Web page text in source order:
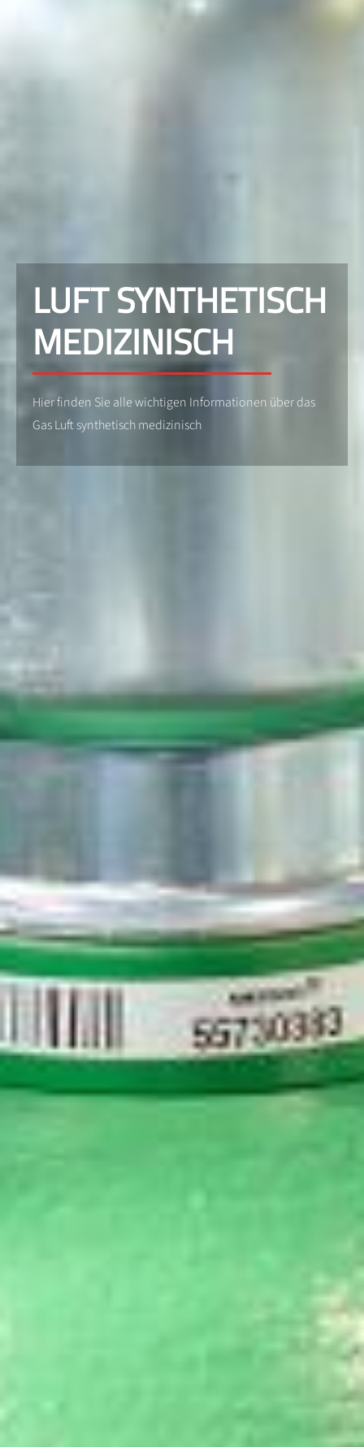
LUFT SYNTHETISCH
MEDIZINISCH
Hier finden Sie alle wichtigen Informationen über das
Gas Luft synthetisch medizinisch